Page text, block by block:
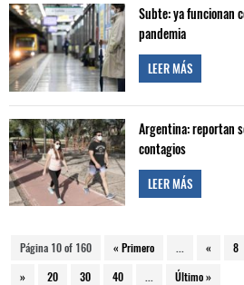
Subte: ya funcionan
pandemia
LEER MÁS
Argentina: reportan
contagios
LEER MÁS
Página 10 of 160 « Primero « 8
»
20 30 40 Último »